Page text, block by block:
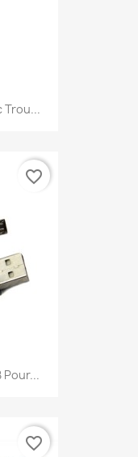
Trou...
Pour...
favorite_border
favorite_border